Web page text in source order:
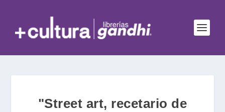
"Street art, recetario de